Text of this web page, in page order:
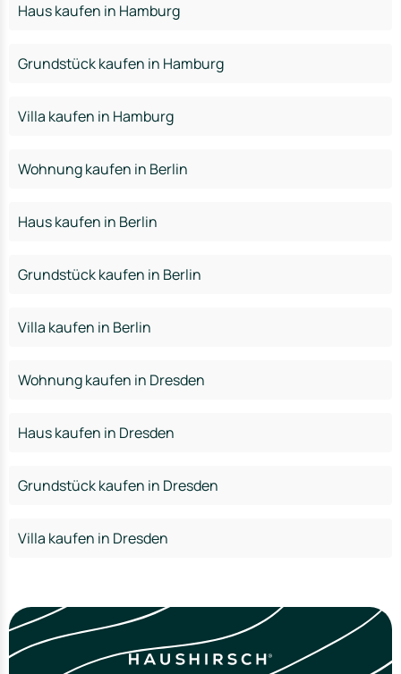
Haus kaufen in Hamburg
Grundstück kaufen in Hamburg
Villa kaufen in Hamburg
Wohnung kaufen in Berlin
Haus kaufen in Berlin
Grundstück kaufen in Berlin
Villa kaufen in Berlin
Wohnung kaufen in Dresden
Haus kaufen in Dresden
Grundstück kaufen in Dresden
Villa kaufen in Dresden